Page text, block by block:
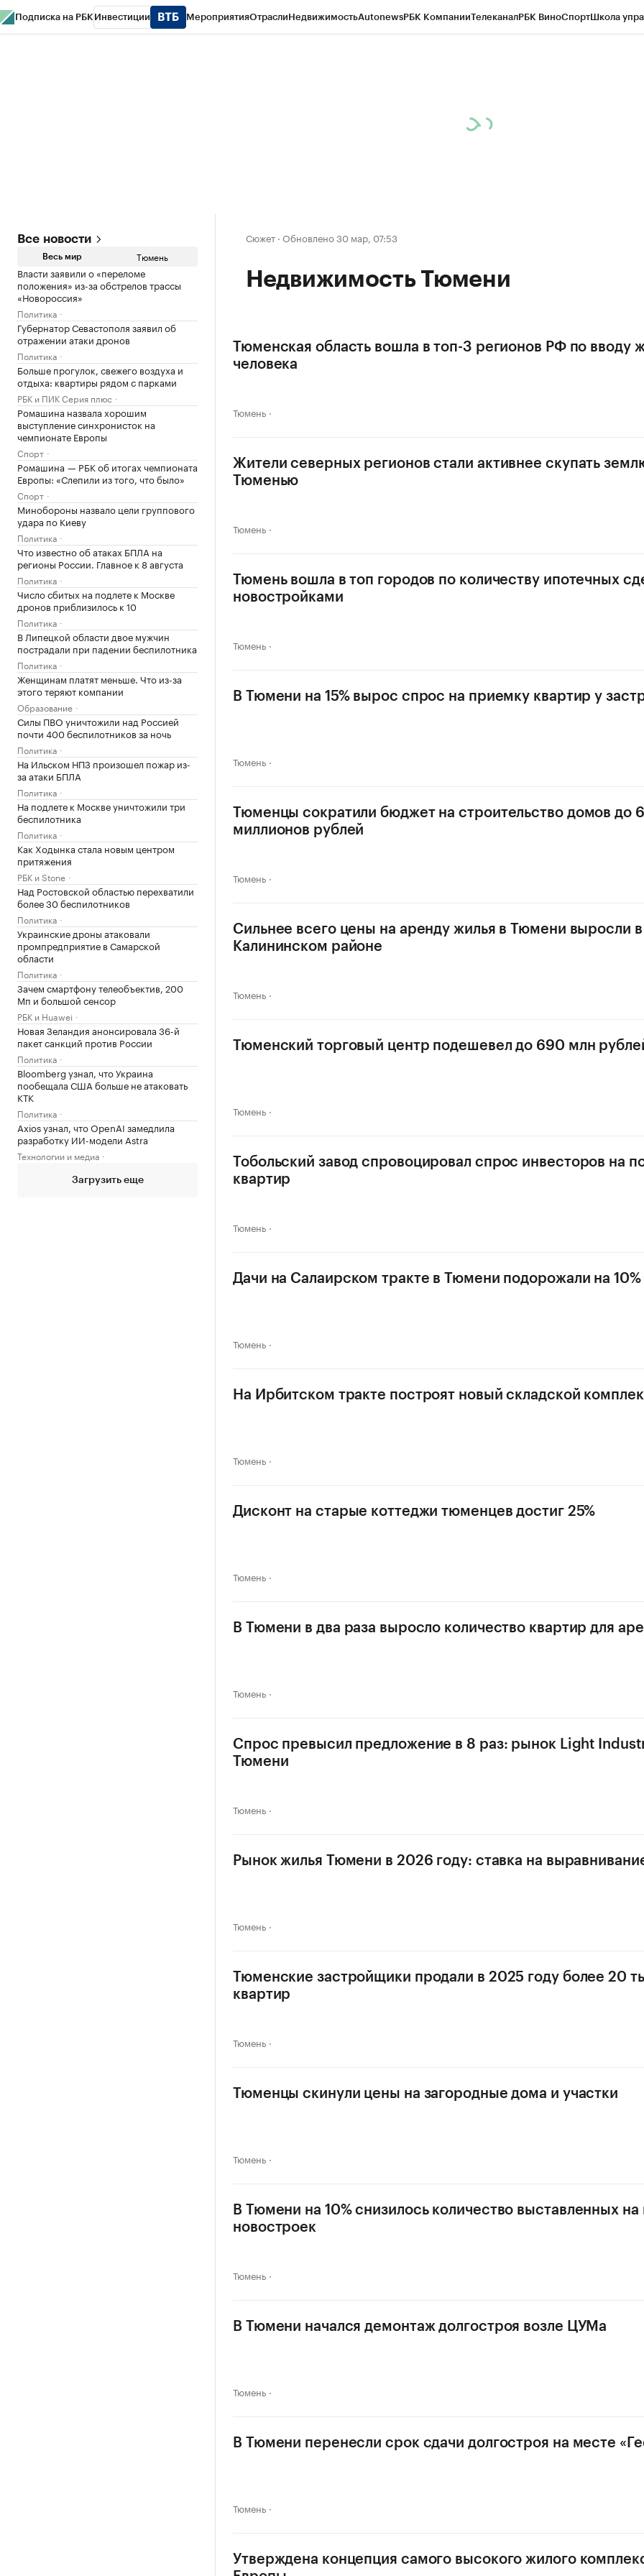
Подписка на РБК Инвестиции МероприятияОтраслиНедвижимостьAutonewsРБК КомпанииТелеканалРБК ВиноСпортШкола
Все новости
Весь мир Тюмень
Власти заявили о «переломе
положения» из-за обстрелов трассы
«Новороссия»
Политика
Губернатор Севастополя заявил об
отражении атаки дронов
Политика
Больше прогулок, свежего воздуха и
отдыха: квартиры рядом с парками
РБК и ПИК Серия плюс
Ромашина назвала хорошим
выступление синхронисток на
чемпионате Европы
Спорт
Ромашина — РБК об итогах чемпионата
Европы: «Слепили из того, что было»
Спорт
Минобороны назвало цели группового
удара по Киеву
Политика
Что известно об атаках БПЛА на
регионы России. Главное к 8 августа
Политика
Число сбитых на подлете к Москве
дронов приблизилось к 10
Политика
В Липецкой области двое мужчин
пострадали при падении беспилотника
Политика
Женщинам платят меньше. Что из-за
этого теряют компании
Образование
Силы ПВО уничтожили над Россией
почти 400 беспилотников за ночь
Политика
На Ильском НПЗ произошел пожар из-
за атаки БПЛА
Политика
На подлете к Москве уничтожили три
беспилотника
Политика
Как Ходынка стала новым центром
притяжения
РБК и Stone
Над Ростовской областью перехватили
более 30 беспилотников
Политика
Украинские дроны атаковали
промпредприятие в Самарской
области
Политика
Зачем смартфону телеобъектив, 200
Мп и большой сенсор
РБК и Huawei
Новая Зеландия анонсировала 36-й
пакет санкций против России
Политика
Bloomberg узнал, что Украина
пообещала США больше не атаковать
КТК
Политика
Axios узнал, что OpenAI замедлила
разработку ИИ-модели Astra
Технологии и медиа
Загрузить еще
Сюжет · Обновлено 30 мар, 07:53
Недвижимость Тюмени
Тюменская область вошла в топ-3 регионов РФ по вводу
человека
Тюмень
Жители северных регионов стали активнее скупать
Тюменью
Тюмень
Тюмень вошла в топ городов по количеству ипотечных
новостройками
Тюмень
В Тюмени на 15% вырос спрос на приемку квартир у
Тюмень
Тюменцы сократили бюджет на строительство домов до 6
миллионов рублей
Тюмень
Сильнее всего цены на аренду жилья в Тюмени выросли в
Калининском районе
Тюмень
Тюменский торговый центр подешевел до 690 млн
Тюмень
Тобольский завод спровоцировал спрос инвесторов на
квартир
Тюмень
Дачи на Салаирском тракте в Тюмени подорожали на 10%
Тюмень
На Ирбитском тракте построят новый складской
Тюмень
Дисконт на старые коттеджи тюменцев достиг 25%
Тюмень
В Тюмени в два раза выросло количество квартир для
Тюмень
Спрос превысил предложение в 8 раз: рынок Light
Тюмени
Тюмень
Рынок жилья Тюмени в 2026 году: ставка на
Тюмень
Тюменские застройщики продали в 2025 году более 20
квартир
Тюмень
Тюменцы скинули цены на загородные дома и участки
Тюмень
В Тюмени на 10% снизилось количество выставленных
новостроек
Тюмень
В Тюмени начался демонтаж долгостроя возле ЦУМа
Тюмень
В Тюмени перенесли срок сдачи долгостроя на месте
Тюмень
Утверждена концепция самого высокого жилого